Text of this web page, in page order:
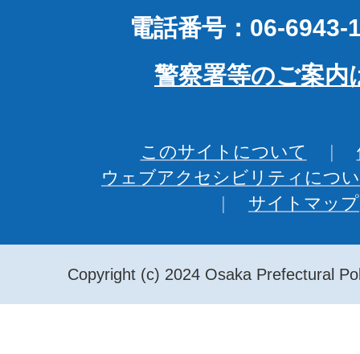
電話番号：06-6943-
警察署等のご案内
このサイトについて
ウェブアクセシビリティにつ
サイトマップ
Copyright (c) 2024 Osaka Prefectural